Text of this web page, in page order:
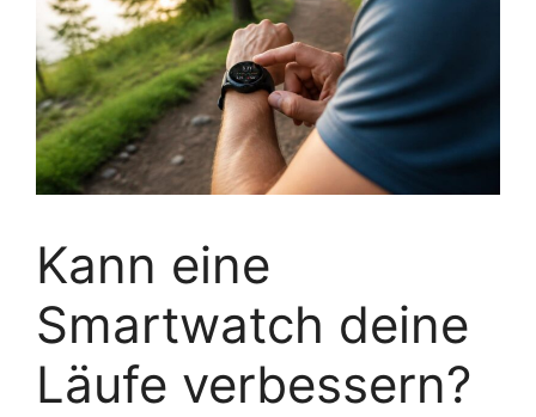
Kann eine
Smartwatch deine
Läufe verbessern?